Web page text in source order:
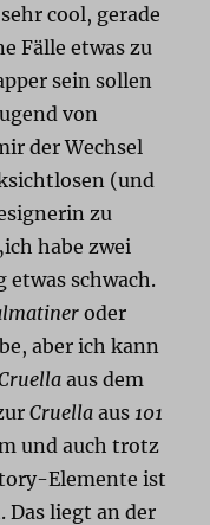
sehr cool, gerade
Fälle etwas zu
sein sollen
von
der Wechsel
(und
zu
habe zwei
schwach.
oder
aber ich kann
aus dem
Cruella aus 101
und auch trotz
Elemente ist
Das liegt an der